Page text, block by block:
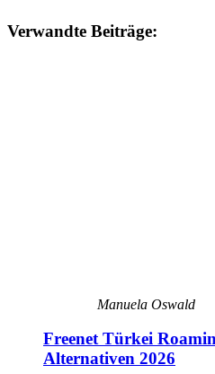
Verwandte Beiträge:
Manuela Oswald
Freenet Türkei
Alternativen 2026